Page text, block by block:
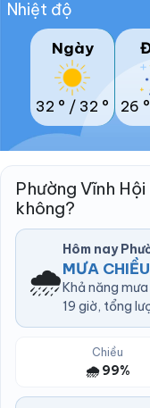
Nhiệt độ
Ngày
32 ° / 32 ° 26 °
Phường Vĩnh
không?
🌧️
Hôm nay
MƯA
Khả năng
19 giờ, tổng
Chiều
🌧️ 99%